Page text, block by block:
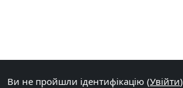
Ви не пройшли ідентифікацію (Увійти)